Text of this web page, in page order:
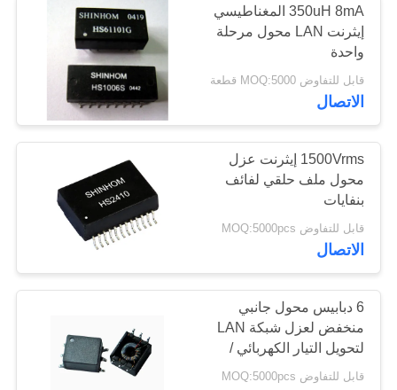
الوضع المشترك خنق
167
عالية المحاثات
السلطة الحالية
47
350uH 8mA المغناطيسي
إيثرنت LAN محول مرحلة
واحدة
قابل للتفاوض MOQ:5000 قطعة
الاتصال
1500Vrms إيثرنت عزل
محول ملف حلقي لفائف
بنفايات
قابل للتفاوض MOQ:5000pcs
الاتصال
6 دبابيس محول جانبي
منخفض لعزل شبكة LAN
لتحويل التيار الكهربائي /
LED
قابل للتفاوض MOQ:5000pcs